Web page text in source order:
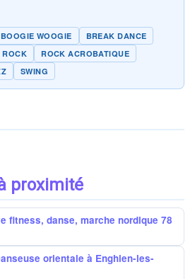
BOOGIE WOOGIE
BREAK DANCE
ROCK
ROCK ACROBATIQUE
SWING
proximité
fitness, danse, marche nordique 78
orientale à Enghien-les-